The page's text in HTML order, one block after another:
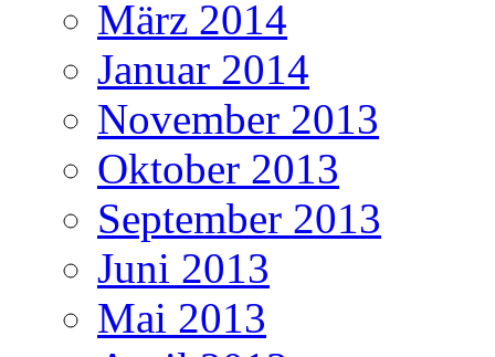
März 2014
Januar 2014
November 2013
Oktober 2013
September 2013
Juni 2013
Mai 2013